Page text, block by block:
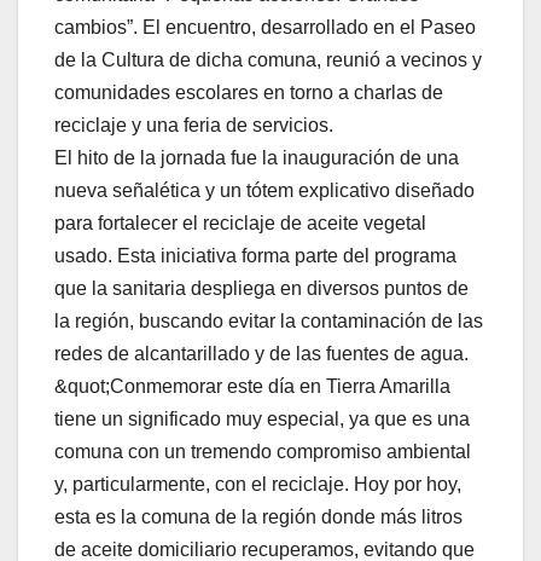
cambios”. El encuentro, desarrollado en el Paseo
de la Cultura de dicha comuna, reunió a vecinos y
comunidades escolares en torno a charlas de
reciclaje y una feria de servicios.
El hito de la jornada fue la inauguración de una
nueva señalética y un tótem explicativo diseñado
para fortalecer el reciclaje de aceite vegetal
usado. Esta iniciativa forma parte del programa
que la sanitaria despliega en diversos puntos de
la región, buscando evitar la contaminación de las
redes de alcantarillado y de las fuentes de agua.
&quot;Conmemorar este día en Tierra Amarilla
tiene un significado muy especial, ya que es una
comuna con un tremendo compromiso ambiental
y, particularmente, con el reciclaje. Hoy por hoy,
esta es la comuna de la región donde más litros
de aceite domiciliario recuperamos, evitando que